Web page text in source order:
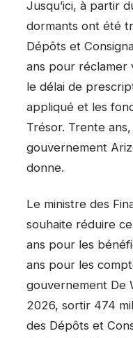
Jusqu’ici, à partir
dormants ont été
Dépôts et
ans pour réclamer
le délai de
appliqué et les
Trésor. Trente
gouvernement
donne.
Le ministre des
souhaite réduire
ans pour les
ans pour les
gouvernement De
2026, sortir 474
des Dépôts et